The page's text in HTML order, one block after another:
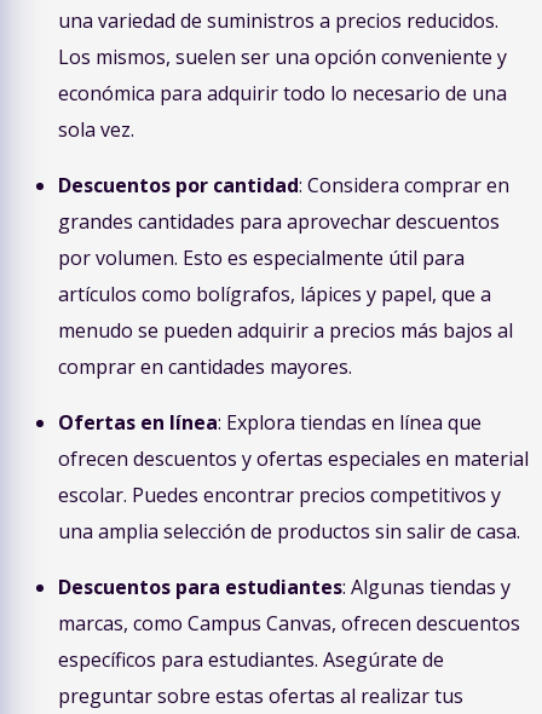
una variedad de suministros a precios reducidos.
Los mismos, suelen ser una opción conveniente y
económica para adquirir todo lo necesario de una
sola vez.
Descuentos por cantidad: Considera comprar en
grandes cantidades para aprovechar descuentos
por volumen. Esto es especialmente útil para
artículos como bolígrafos, lápices y papel, que a
menudo se pueden adquirir a precios más bajos al
comprar en cantidades mayores.
Ofertas en línea: Explora tiendas en línea que
ofrecen descuentos y ofertas especiales en material
escolar. Puedes encontrar precios competitivos y
una amplia selección de productos sin salir de casa.
Descuentos para estudiantes: Algunas tiendas y
marcas, como Campus Canvas, ofrecen descuentos
específicos para estudiantes. Asegúrate de
preguntar sobre estas ofertas al realizar tus